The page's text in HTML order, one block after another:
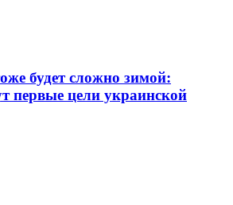
будет сложно зимой:
первые цели украинской